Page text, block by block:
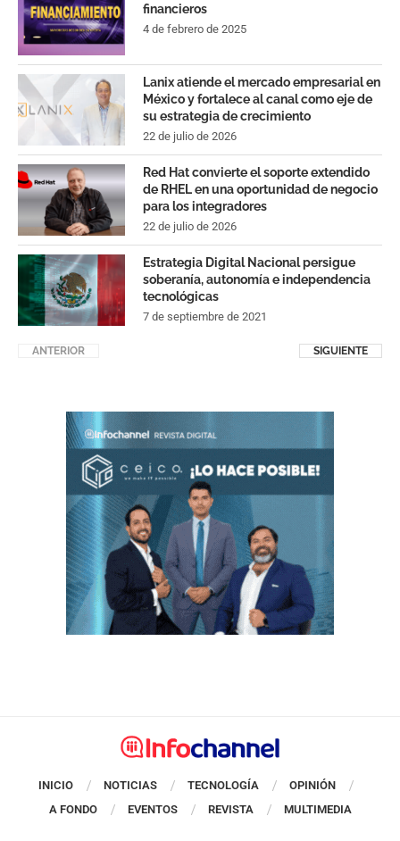
financieros
4 de febrero de 2025
Lanix atiende el mercado empresarial en
México y fortalece al canal como eje de
su estrategia de crecimiento
22 de julio de 2026
Red Hat convierte el soporte extendido
de RHEL en una oportunidad de negocio
para los integradores
22 de julio de 2026
Estrategia Digital Nacional persigue
soberanía, autonomía e independencia
tecnológicas
7 de septiembre de 2021
ANTERIOR SIGUIENTE
INICIO NOTICIAS TECNOLOGÍA
OPINIÓN
A FONDO
EVENTOS REVISTA MULTIMEDIA